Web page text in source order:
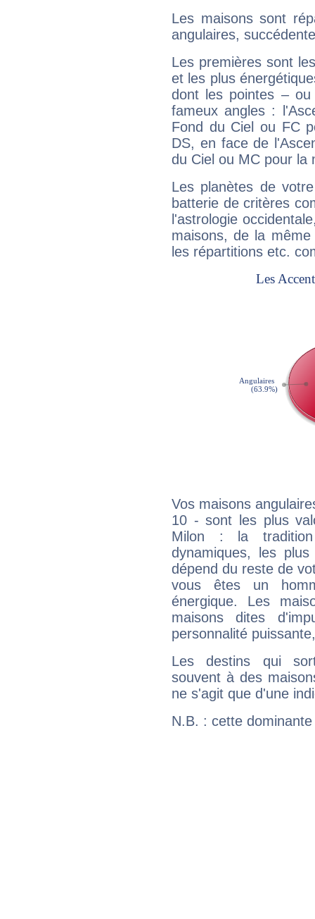
Les maisons sont
angulaires,
Les premières sont
et les plus
dont les pointes –
fameux angles :
Fond du Ciel ou FC
DS, en face de
du Ciel ou MC pour la
Les planètes de
batterie de critères
l'astrologie
maisons, de la
les répartitions etc.
Vos maisons
10 - sont les plus
Milon : la
dynamiques, les
dépend du reste de
vous êtes un
énergique. Les
maisons dites
personnalité
Les destins qui
souvent à des
ne s'agit que d'une
N.B. : cette